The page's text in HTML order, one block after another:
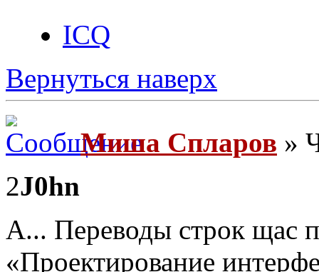
ICQ
Вернуться наверх
Миша Спларов »
2J0hn
А... Переводы строк щас
«Проектирование